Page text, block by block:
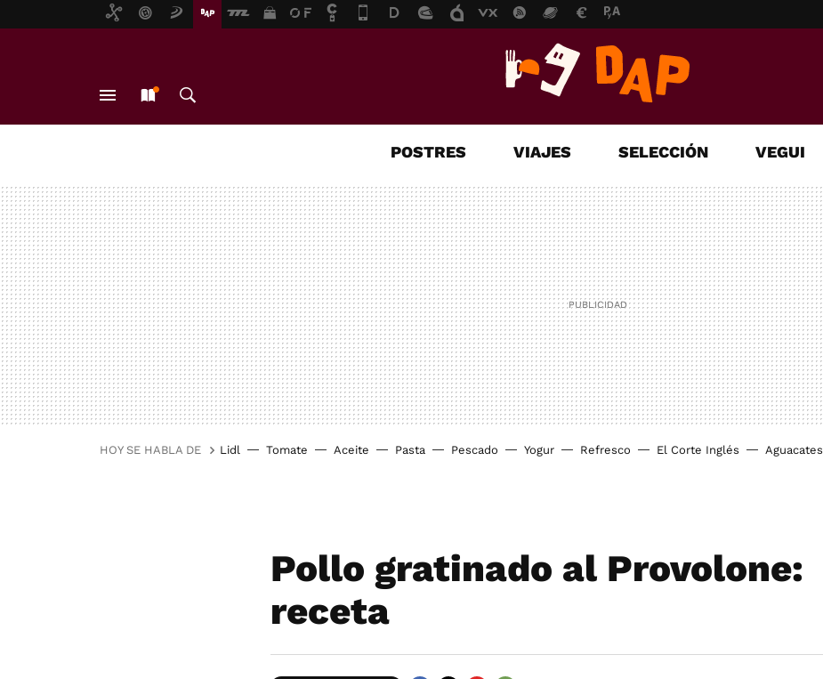
POSTRES VIAJES SELECCIÓN VEGUI
HOY SE HABLA DE Lidl Tomate Aceite Pasta Pescado Yogur Refresco El Corte Inglés Aguacates
Pollo gratinado al Provolone:
receta